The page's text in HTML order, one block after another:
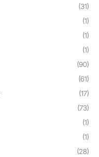
(31)
(1)
(1)
(1)
(90)
(61)
(17)
(73)
(1)
(1)
(28)